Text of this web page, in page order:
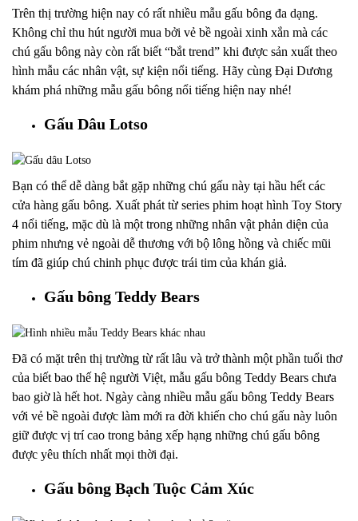
Trên thị trường hiện nay có rất nhiều mẫu gấu bông đa dạng.
Không chỉ thu hút người mua bởi vẻ bề ngoài xinh xắn mà các
chú gấu bông này còn rất biết “bắt trend” khi được sản xuất theo
hình mẫu các nhân vật, sự kiện nổi tiếng. Hãy cùng Đại Dương
khám phá những mẫu gấu bông nổi tiếng hiện nay nhé!
Gấu Dâu Lotso
Bạn có thể dễ dàng bắt gặp những chú gấu này tại hầu hết các
cửa hàng gấu bông. Xuất phát từ series phim hoạt hình Toy Story
4 nổi tiếng, mặc dù là một trong những nhân vật phản diện của
phim nhưng vẻ ngoài dễ thương với bộ lông hồng và chiếc mũi
tím đã giúp chú chinh phục được trái tim của khán giả.
Gấu bông Teddy Bears
Đã có mặt trên thị trường từ rất lâu và trở thành một phần tuổi thơ
của biết bao thế hệ người Việt, mẫu gấu bông Teddy Bears chưa
bao giờ là hết hot. Ngày càng nhiều mẫu gấu bông Teddy Bears
với vẻ bề ngoài được làm mới ra đời khiến cho chú gấu này luôn
giữ được vị trí cao trong bảng xếp hạng những chú gấu bông
được yêu thích nhất mọi thời đại.
Gấu bông Bạch Tuộc Cảm Xúc